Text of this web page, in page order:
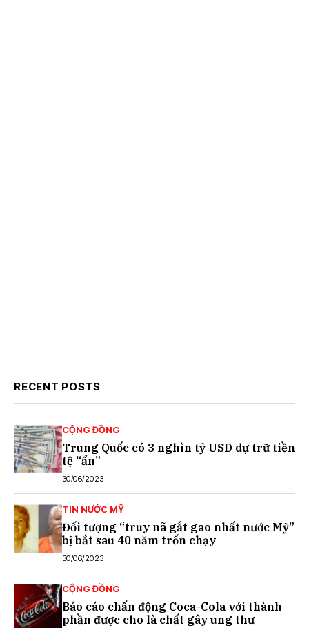
RECENT POSTS
CỘNG ĐỒNG
Trung Quốc có 3 nghìn tỷ USD dự trữ tiền
tệ “ẩn”
30/06/2023
TIN NƯỚC MỸ
Đối tượng “truy nã gắt gao nhất nước Mỹ”
bị bắt sau 40 năm trốn chạy
30/06/2023
CỘNG ĐỒNG
Báo cáo chấn động Coca-Cola với thành
phần được cho là chất gây ung thư